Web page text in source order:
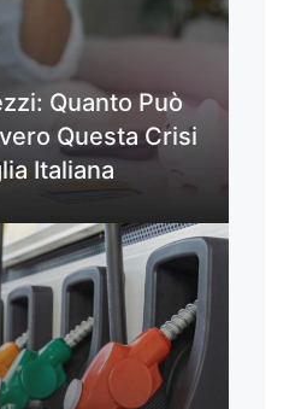
Quanto Può
Questa Crisi
Italiana